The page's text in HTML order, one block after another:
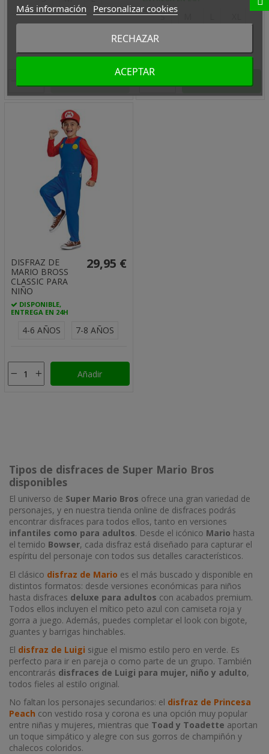
S
DISFRAZ DE
MARIO BROSS
CLASSIC PARA
NIÑO
DISPONIBLE,
ENTREGA EN 24H
29,95 €
4-6 AÑOS 7-8 AÑOS
Añadir
Tipos de disfraces de Super Mario Bros
disponibles
El universo de Super Mario Bros ofrece una gran variedad de
personajes, y en nuestra tienda online de disfraces podrás
encontrar disfraces para todos ellos, tanto en versiones
infantiles como para adultos. Desde el icónico Mario hasta
el temido Bowser, cada disfraz está diseñado para capturar el
espíritu del personaje con todos sus detalles característicos.
El clásico disfraz de Mario es el más buscado y disponible en
distintos formatos: desde versiones económicas para niños
hasta disfraces deluxe para adultos con acabados premium.
Todos ellos incluyen el mítico peto azul con camiseta roja y
gorra a juego. Además, puedes completar el look con bigote,
guantes y barrigas hinchables.
El disfraz de Luigi sigue el mismo estilo pero en verde. Es
perfecto para ir en pareja o como parte de un grupo. También
encontrarás disfraces de Luigi para mujer, niño y adulto,
todos fieles al estilo original.
No faltan los personajes secundarios: el disfraz de Princesa
Peach con vestido rosa y corona es una opción muy popular
entre niñas y mujeres, mientras que Toad y Toadette aportan
un toque simpático y alegre con sus gorros de champiñón y
chalecos coloridos.
Más información Personalizar cookies
RECHAZAR
ACEPTAR